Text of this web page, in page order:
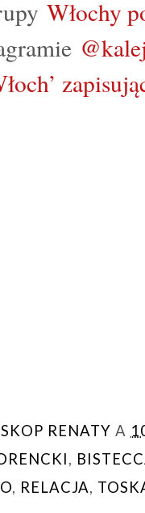
Włochy
RENATY A
,
, RELACJA,